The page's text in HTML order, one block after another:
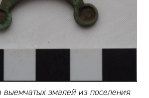
выемчатых эмалей из поселения